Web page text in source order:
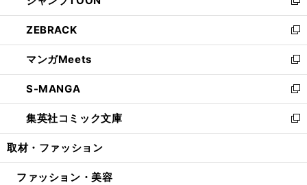
開
く
ウ
で
開
く
ン
ド
ウ
で
開
く
い
ウ
ィ
ン
ド
ウ
で
開
く
新
し
い
ウ
ィ
ン
ド
ウ
で
開
ZEBRACK
新
し
い
ウ
ィ
ン
ド
ウ
開
マンガMeets
新
し
い
ウ
ィ
ン
ウ
S-MANGA
新
し
い
ウ
ン
集英社コミック文庫
新
し
ウ
取材・ファッション
ファッション・美容